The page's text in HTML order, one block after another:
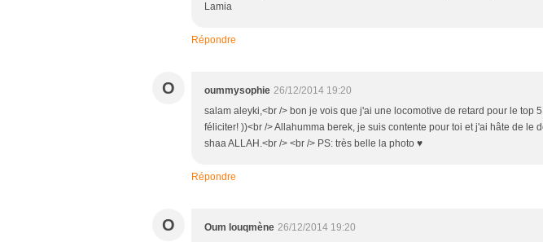
Lamia
Répondre
O oummysophie 26/12/2014 19:20
salam aleyki,<br /> bon je vois que j'ai une locomotive de retard pour le top
féliciter! ))<br /> Allahumma berek, je suis contente pour toi et j'ai hâte de le
shaa ALLAH.<br /> <br /> PS: très belle la photo ♥
Répondre
O Oum louqmène 26/12/2014 19:20